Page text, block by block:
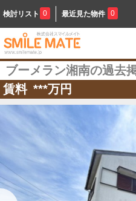
検討リスト 0 最近見た物件 0
ブーメラン湘南の過去
賃料 ***万円